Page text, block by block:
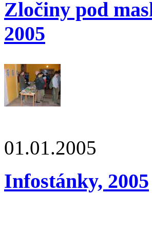
Zločiny pod
2005
01.01.2005
Infostánky, 2005